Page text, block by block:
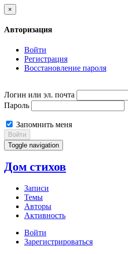
×
Авторизация
Войти
Регистрация
Восстановление пароля
Логин или эл. почта
Пароль
Запомнить меня
Войти
Toggle navigation
Дом стихов
Записи
Темы
Авторы
Активность
Войти
Зарегистрироваться